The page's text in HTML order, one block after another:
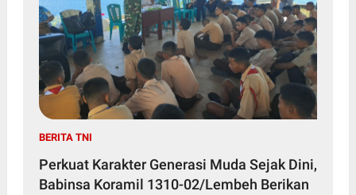
BERITA TNI
Perkuat Karakter Generasi Muda Sejak Dini,
Babinsa Koramil 1310-02/Lembeh Berikan